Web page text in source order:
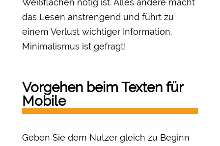
Weißflächen nötig ist. Alles andere macht
das Lesen anstrengend und führt zu
einem Verlust wichtiger Information.
Minimalismus ist gefragt!
Vorgehen beim Texten für
Mobile
Geben Sie dem Nutzer gleich zu Beginn